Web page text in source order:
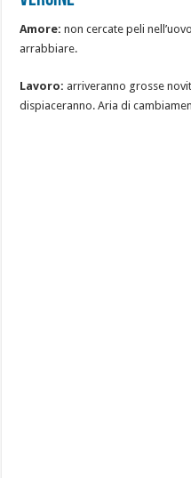
Amore: non cercate peli
arrabbiare.
Lavoro: arriveranno grosse
dispiaceranno. Aria di